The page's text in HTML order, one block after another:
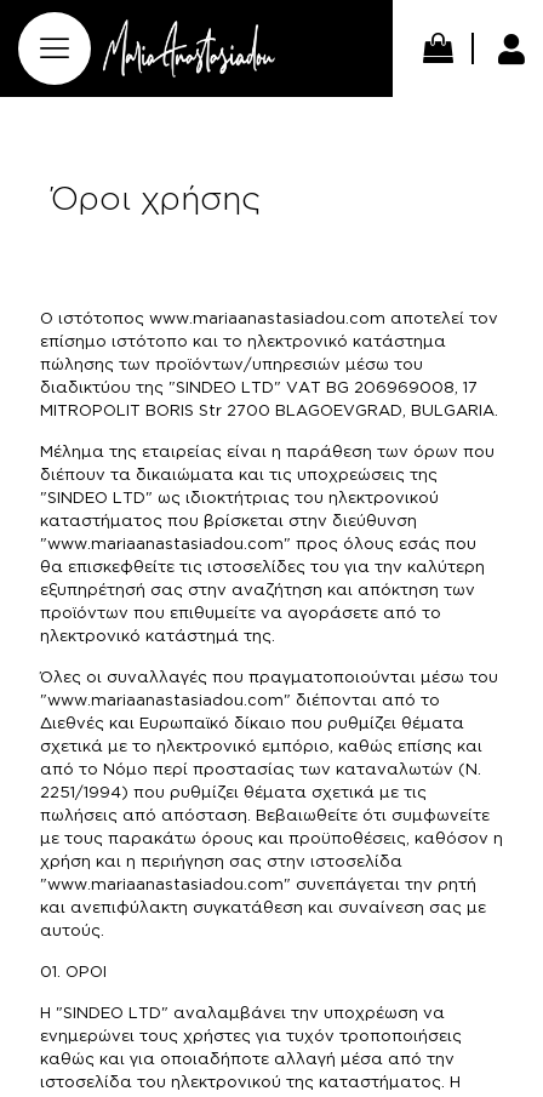
Όροι χρήσης
Ο ιστότοπος www.mariaanastasiadou.com αποτελεί τον
επίσημο ιστότοπο και το ηλεκτρονικό κατάστημα
πώλησης των προϊόντων/υπηρεσιών μέσω του
διαδικτύου της "SINDEO LTD" VAT BG 206969008, 17
MITROPOLIT BORIS Str 2700 BLAGOEVGRAD, BULGARIA.
Μέλημα της εταιρείας είναι η παράθεση των όρων που
διέπουν τα δικαιώματα και τις υποχρεώσεις της
"SINDEO LTD" ως ιδιοκτήτριας του ηλεκτρονικού
καταστήματος που βρίσκεται στην διεύθυνση
"www.mariaanastasiadou.com" προς όλους εσάς που
θα επισκεφθείτε τις ιστοσελίδες του για την καλύτερη
εξυπηρέτησή σας στην αναζήτηση και απόκτηση των
προϊόντων που επιθυμείτε να αγοράσετε από το
ηλεκτρονικό κατάστημά της.
Όλες οι συναλλαγές που πραγματοποιούνται μέσω του
"www.mariaanastasiadou.com" διέπονται από το
Διεθνές και Ευρωπαϊκό δίκαιο που ρυθμίζει θέματα
σχετικά με το ηλεκτρονικό εμπόριο, καθώς επίσης και
από το Νόμο περί προστασίας των καταναλωτών (Ν.
2251/1994) που ρυθμίζει θέματα σχετικά με τις
πωλήσεις από απόσταση. Βεβαιωθείτε ότι συμφωνείτε
με τους παρακάτω όρους και προϋποθέσεις, καθόσον η
χρήση και η περιήγηση σας στην ιστοσελίδα
"www.mariaanastasiadou.com" συνεπάγεται την ρητή
και ανεπιφύλακτη συγκατάθεση και συναίνεση σας με
αυτούς.
01. ΟΡΟΙ
Η "SINDEO LTD" αναλαμβάνει την υποχρέωση να
ενημερώνει τους χρήστες για τυχόν τροποποιήσεις
καθώς και για οποιαδήποτε αλλαγή μέσα από την
ιστοσελίδα του ηλεκτρονικού της καταστήματος. Η